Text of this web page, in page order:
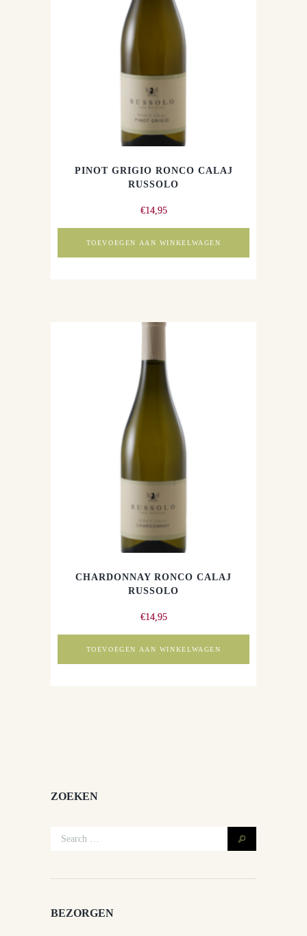
PINOT GRIGIO RONCO CALAJ
RUSSOLO
€14,95
TOEVOEGEN AAN WINKELWAGEN
CHARDONNAY RONCO CALAJ
RUSSOLO
€14,95
TOEVOEGEN AAN WINKELWAGEN
ZOEKEN
BEZORGEN